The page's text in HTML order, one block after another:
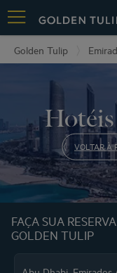
Golden Tulip
VOLTAR À
FAÇA SUA
GOLDEN TULIP